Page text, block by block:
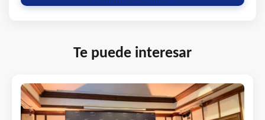
Te puede interesar